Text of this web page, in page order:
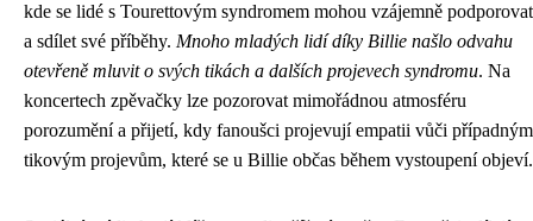
kde se lidé s Tourettovým syndromem mohou vzájemně podporovat
a sdílet své příběhy. Mnoho mladých lidí díky Billie našlo odvahu
otevřeně mluvit o svých tikách a dalších projevech syndromu. Na
koncertech zpěvačky lze pozorovat mimořádnou atmosféru
porozumění a přijetí, kdy fanoušci projevují empatii vůči případným
tikovým projevům, které se u Billie občas během vystoupení objeví.